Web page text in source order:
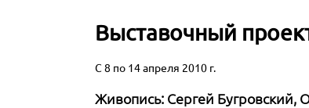
Выставочный
С 8 по 14 апреля 2010 г.
Живопись: Сергей Бугровский,